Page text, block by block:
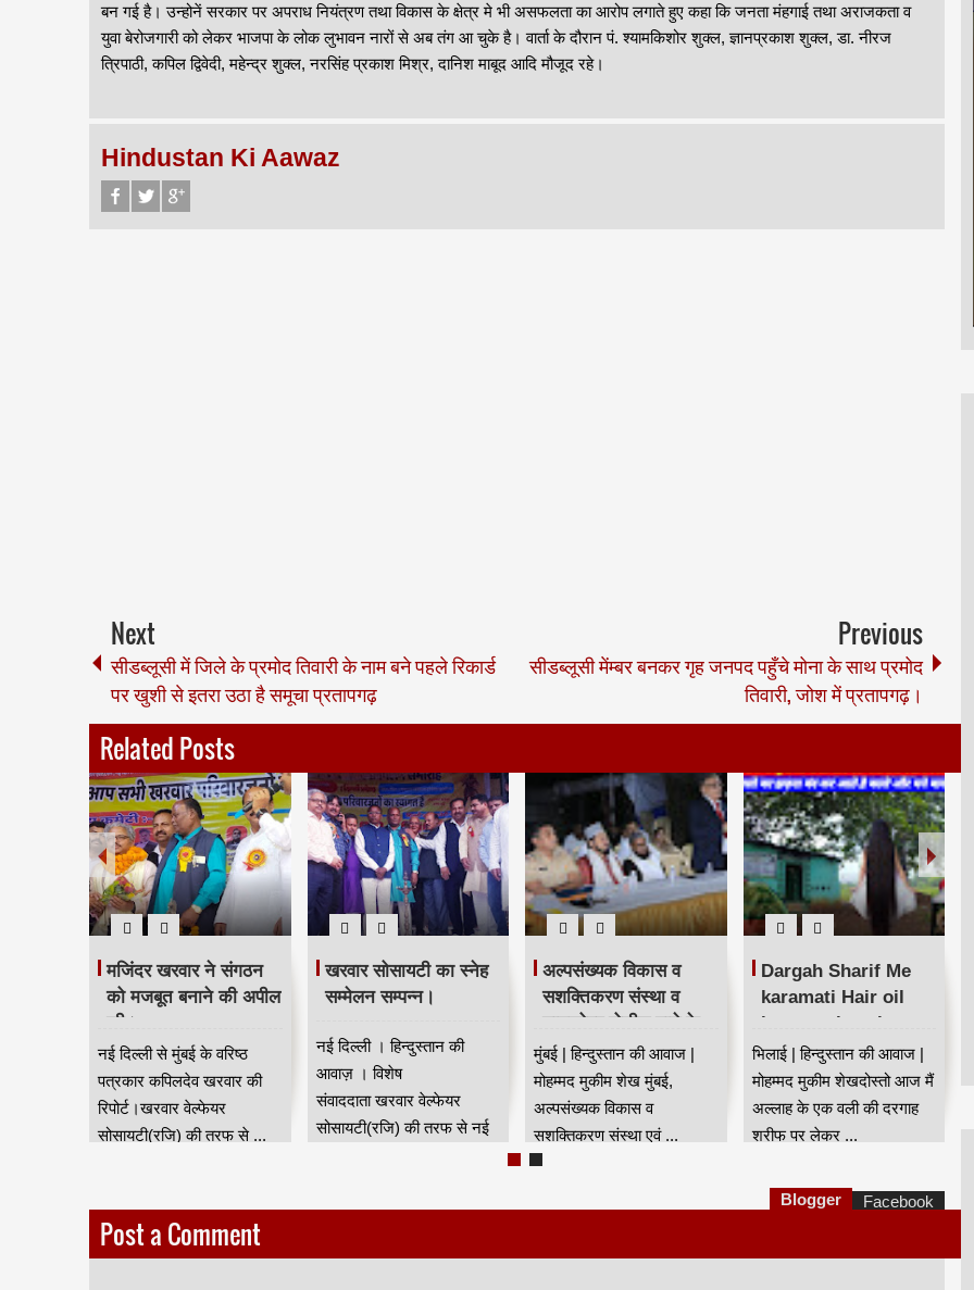
बन गई है। उन्होनें सरकार पर अपराध नियंत्रण तथा विकास के क्षेत्र मे भी असफलता का आरोप लगाते हुए कहा कि जनता मंहगाई तथा अराजकता व
युवा बेरोजगारी को लेकर भाजपा के लोक लुभावन नारों से अब तंग आ चुके है। वार्ता के दौरान पं. श्यामकिशोर शुक्ल, ज्ञानप्रकाश शुक्ल, डा. नीरज
त्रिपाठी, कपिल द्विवेदी, महेन्द्र शुक्ल, नरसिंह प्रकाश मिश्र, दानिश माबूद आदि मौजूद रहे।
Hindustan Ki Aawaz
Next
सीडब्लूसी में जिले के प्रमोद तिवारी के नाम बने पहले रिकार्ड
पर खुशी से इतरा उठा है समूचा प्रतापगढ़
Previous
सीडब्लूसी मेंम्बर बनकर गृह जनपद पहुँचे मोना के साथ प्रमोद
तिवारी, जोश में प्रतापगढ़।
Related Posts
मजिंदर खरवार ने संगठन
को मजबूत बनाने की अपील
की।
नई दिल्ली से मुंबई के वरिष्ठ
पत्रकार कपिलदेव खरवार की
रिपोर्ट।खरवार वेल्फेयर
सोसायटी(रजि) की तरफ से ...
खरवार सोसायटी का स्नेह
सम्मेलन सम्पन्न।
नई दिल्ली । हिन्दुस्तान की
आवाज़ । विशेष
संवाददाता खरवार वेल्फेयर
सोसायटी(रजि) की तरफ से नई
अल्पसंख्यक विकास व
सशक्तिकरण संस्था व
घाटकोपर पोलीस ठाणे के
संयुक्त तत्वावधान में नशा
मुक्ति अभियान
मुंबई | हिन्दुस्तान की आवाज |
मोहम्मद मुकीम शेख मुंबई,
अल्पसंख्यक विकास व
सशक्तिकरण संस्था एवं ...
Dargah Sharif Me
karamati Hair oil
karamat jaan kar
sab hairan | दरगाह
शरीफ में करामाती बालो का
तेल😍
भिलाई | हिन्दुस्तान की आवाज |
मोहम्मद मुकीम शेखदोस्तो आज मैं
अल्लाह के एक वली की दरगाह
शरीफ पर लेकर ...
Post a Comment
Blogger Facebook